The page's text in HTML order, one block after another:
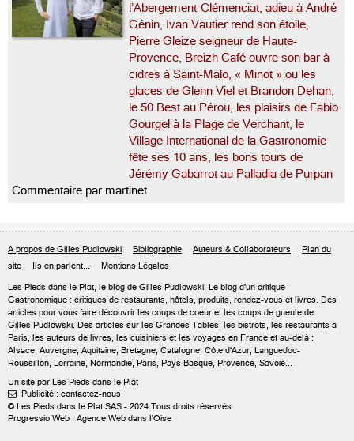
l’Abergement-Clémenciat, adieu à André
Génin, Ivan Vautier rend son étoile,
Pierre Gleize seigneur de Haute-
Provence, Breizh Café ouvre son bar à
cidres à Saint-Malo, « Minot » ou les
glaces de Glenn Viel et Brandon Dehan,
le 50 Best au Pérou, les plaisirs de Fabio
Gourgel à la Plage de Verchant, le
Village International de la Gastronomie
fête ses 10 ans, les bons tours de
Jérémy Gabarrot au Palladia de Purpan
Commentaire par martinet
A propos de Gilles Pudlowski Bibliographie Auteurs & Collaborateurs
Plan du
site
Ils en parlent... Mentions Légales
Les Pieds dans le Plat, le blog de Gilles Pudlowski. Le blog d'un critique
Gastronomique : critiques de restaurants, hôtels, produits, rendez-vous et livres. Des
articles pour vous faire découvrir les coups de coeur et les coups de gueule de
Gilles Pudlowski. Des articles sur les Grandes Tables, les bistrots, les restaurants à
Paris, les auteurs de livres, les cuisiniers et les voyages en France et au-delà :
Alsace, Auvergne, Aquitaine, Bretagne, Catalogne, Côte d'Azur, Languedoc-
Roussillon, Lorraine, Normandie, Paris, Pays Basque, Provence, Savoie...
Un site par Les Pieds dans le Plat
 Publicité : contactez-nous.
© Les Pieds dans le Plat SAS - 2024 Tous droits réservés
Progressio Web : Agence Web dans l'Oise